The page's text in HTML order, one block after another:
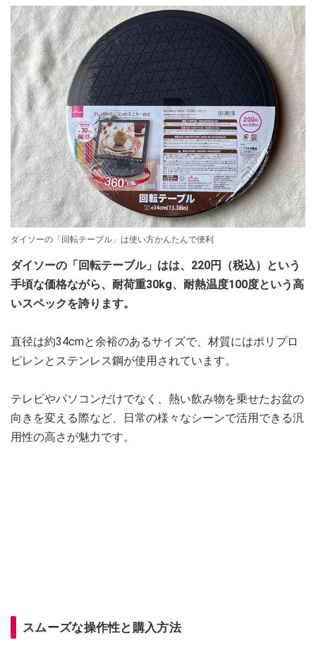
ダイソーの「回転テーブル」は使い方かんたんで便利
ダイソーの「回転テーブル」はは、220円（税込）という
手頃な価格ながら、耐荷重30kg、耐熱温度100度という高
いスペックを誇ります。
直径は約34cmと余裕のあるサイズで、材質にはポリプロ
ピレンとステンレス鋼が使用されています。
テレビやパソコンだけでなく、熱い飲み物を乗せたお盆の
向きを変える際など、日常の様々なシーンで活用できる汎
用性の高さが魅力です。
スムーズな操作性と購入方法